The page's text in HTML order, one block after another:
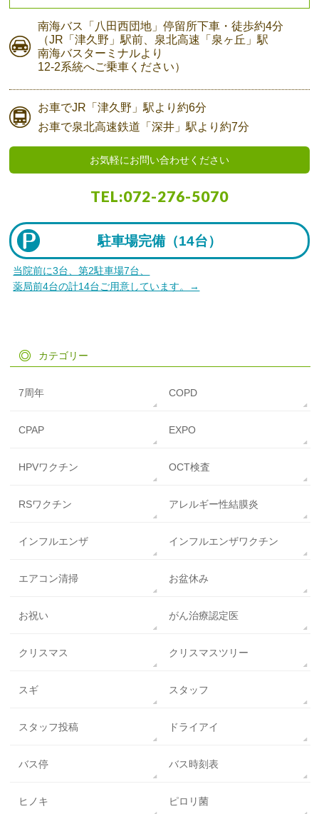
南海バス 「八田西団地」停留所下車・徒歩約4分
（JR「津久野」駅前、 泉北高速「泉ヶ丘」駅
南海バスターミナルより
12-2系統へご乗車ください）
お車でJR「津久野」駅より約6分
お車で泉北高速鉄道「深井」駅より約7分
お気軽にお問い合わせください
TEL:072-276-5070
駐車場完備（14台）
当院前に3台、第2駐車場7台、
薬局前4台の計14台ご用意しています。→
カテゴリー
7周年 COPD
CPAP EXPO
HPVワクチン OCT検査
RSワクチン アレルギー性結膜炎
インフルエンザ インフルエンザワクチン
エアコン清掃 お盆休み
お祝い がん治療認定医
クリスマス クリスマスツリー
スギ スタッフ
スタッフ投稿 ドライアイ
バス停 バス時刻表
ヒノキ ピロリ菌